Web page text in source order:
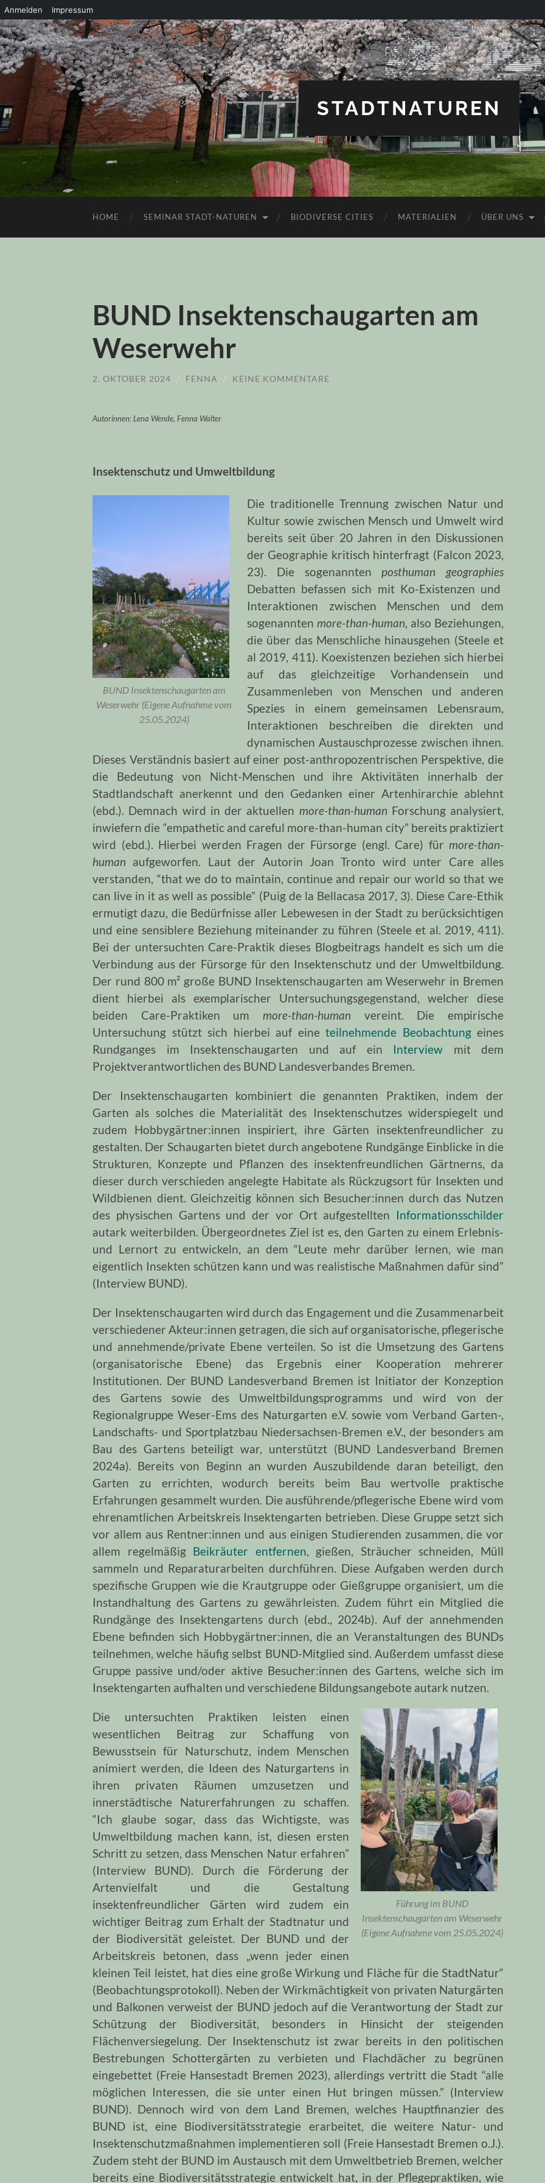
Anmelden
Impressum
STADTNATUREN
HOME SEMINAR STADT-NATUREN BIODIVERSE CITIES MATERIALIEN ÜBER UNS
BUND Insektenschaugarten am
Weserwehr
2. OKTOBER 2024 / FENNA / KEINE KOMMENTARE
Autorinnen: Lena Wende, Fenna Walter
Insektenschutz und Umweltbildung
BUND Insektenschaugarten am
Weserwehr (Eigene Aufnahme vom
25.05.2024)
Die traditionelle Trennung zwischen Natur und
Kultur sowie zwischen Mensch und Umwelt wird
bereits seit über 20 Jahren in den Diskussionen
der Geographie kritisch hinterfragt (Falcon 2023,
23). Die sogenannten posthuman geographies
Debatten befassen sich mit Ko-Existenzen und
Interaktionen zwischen Menschen und dem
sogenannten more-than-human , also Beziehungen,
die über das Menschliche hinausgehen (Steele et
al 2019, 411). Koexistenzen beziehen sich hierbei
auf das gleichzeitige Vorhandensein und
Zusammenleben von Menschen und anderen
Spezies in einem gemeinsamen Lebensraum,
Interaktionen beschreiben die direkten und
dynamischen Austauschprozesse zwischen ihnen.
Dieses Verständnis basiert auf einer post-anthropozentrischen Perspektive, die
die Bedeutung von Nicht-Menschen und ihre Aktivitäten innerhalb der
Stadtlandschaft anerkennt und den Gedanken einer Artenhirarchie ablehnt
(ebd.). Demnach wird in der aktuellen more-than-human Forschung analysiert,
inwiefern die “empathetic and careful more-than-human city” bereits praktiziert
wird (ebd.). Hierbei werden Fragen der Fürsorge (engl. Care) für more-than-
human aufgeworfen. Laut der Autorin Joan Tronto wird unter Care alles
verstanden, “that we do to maintain, continue and repair our world so that we
can live in it as well as possible” (Puig de la Bellacasa 2017, 3). Diese Care-Ethik
ermutigt dazu, die Bedürfnisse aller Lebewesen in der Stadt zu berücksichtigen
und eine sensiblere Beziehung miteinander zu führen (Steele et al. 2019, 411).
Bei der untersuchten Care-Praktik dieses Blogbeitrags handelt es sich um die
Verbindung aus der Fürsorge für den Insektenschutz und der Umweltbildung.
Der rund 800 m² große BUND Insektenschaugarten am Weserwehr in Bremen
dient hierbei als exemplarischer Untersuchungsgegenstand, welcher diese
beiden Care-Praktiken um more-than-human vereint. Die empirische
Untersuchung stützt sich hierbei auf eine teilnehmende Beobachtungeines
Rundganges im Insektenschaugarten und auf ein Interview mit dem
Projektverantwortlichen des BUND Landesverbandes Bremen.
Der Insektenschaugarten kombiniert die genannten Praktiken, indem der
Garten als solches die Materialität des Insektenschutzes widerspiegelt und
zudem Hobbygärtner:innen inspiriert, ihre Gärten insektenfreundlicher zu
gestalten. Der Schaugarten bietet durch angebotene Rundgänge Einblicke in die
Strukturen, Konzepte und Pflanzen des insektenfreundlichen Gärtnerns, da
dieser durch verschieden angelegte Habitate als Rückzugsort für Insekten und
Wildbienen dient. Gleichzeitig können sich Besucher:innen durch das Nutzen
des physischen Gartens und der vor Ort aufgestellten Informationsschilder
autark weiterbilden. Übergeordnetes Ziel ist es, den Garten zu einem Erlebnis-
und Lernort zu entwickeln, an dem “Leute mehr darüber lernen, wie man
eigentlich Insekten schützen kann und was realistische Maßnahmen dafür sind”
(Interview BUND).
Der Insektenschaugarten wird durch das Engagement und die Zusammenarbeit
verschiedener Akteur:innen getragen, die sich auf organisatorische, pflegerische
und annehmende/private Ebene verteilen. So ist die Umsetzung des Gartens
(organisatorische Ebene) das Ergebnis einer Kooperation mehrerer
Institutionen. Der BUND Landesverband Bremen ist Initiator der Konzeption
des Gartens sowie des Umweltbildungsprogramms und wird von der
Regionalgruppe Weser-Ems des Naturgarten e.V. sowie vom Verband Garten-,
Landschafts- und Sportplatzbau Niedersachsen-Bremen e.V., der besonders am
Bau des Gartens beteiligt war, unterstützt (BUND Landesverband Bremen
2024a). Bereits von Beginn an wurden Auszubildende daran beteiligt, den
Garten zu errichten, wodurch bereits beim Bau wertvolle praktische
Erfahrungen gesammelt wurden. Die ausführende/pflegerische Ebene wird vom
ehrenamtlichen Arbeitskreis Insektengarten betrieben. Diese Gruppe setzt sich
vor allem aus Rentner:innen und aus einigen Studierenden zusammen, die vor
allem regelmäßig Beikräuter entfernen , gießen, Sträucher schneiden, Müll
sammeln und Reparaturarbeiten durchführen . Diese Aufgaben werden durch
spezifische Gruppen wie die Krautgruppe oder Gießgruppe organisiert, um die
Instandhaltung des Gartens zu gewährleisten. Zudem führt ein Mitglied die
Rundgänge des Insektengartens durch (ebd., 2024b). Auf der annehmenden
Ebene befinden sich Hobbygärtner:innen, die an Veranstaltungen des BUNDs
teilnehmen, welche häufig selbst BUND-Mitglied sind. Außerdem umfasst diese
Gruppe passive und/oder aktive Besucher:innen des Gartens, welche sich im
Insektengarten aufhalten und verschiedene Bildungsangebote autark nutzen.
Führung im BUND
Insektenschaugarten am Weserwehr
(Eigene Aufnahme vom 25.05.2024)
Die untersuchten Praktiken leisten einen
wesentlichen Beitrag zur Schaffung von
Bewusstsein für Naturschutz, indem Menschen
animiert werden, die Ideen des Naturgartens in
ihren privaten Räumen umzusetzen und
innerstädtische Naturerfahrungen zu schaffen.
“Ich glaube sogar, dass das Wichtigste, was
Umweltbildung machen kann, ist, diesen ersten
Schritt zu setzen, dass Menschen Natur erfahren”
(Interview BUND). Durch die Förderung der
Artenvielfalt und die Gestaltung
insektenfreundlicher Gärten wird zudem ein
wichtiger Beitrag zum Erhalt der Stadtnatur und
der Biodiversität geleistet. Der BUND und der
Arbeitskreis betonen, dass „wenn jeder einen
kleinen Teil leistet, hat dies eine große Wirkung und Fläche für die StadtNatur“
(Beobachtungsprotokoll). Neben der Wirkmächtigkeit von privaten Naturgärten
und Balkonen verweist der BUND jedoch auf die Verantwortung der Stadt zur
Schützung der Biodiversität, besonders in Hinsicht der steigenden
Flächenversiegelung. Der Insektenschutz ist zwar bereits in den politischen
Bestrebungen Schottergärten zu verbieten und Flachdächer zu begrünen
eingebettet (Freie Hansestadt Bremen 2023), allerdings vertritt die Stadt “alle
möglichen Interessen, die sie unter einen Hut bringen müssen.” (Interview
BUND). Dennoch wird von dem Land Bremen, welches Hauptfinanzier des
BUND ist, eine Biodiversitätsstrategie erarbeitet, die weitere Natur- und
Insektenschutzmaßnahmen implementieren soll (Freie Hansestadt Bremen o.J.).
Zudem steht der BUND im Austausch mit dem Umweltbetrieb Bremen, welcher
bereits eine Biodiversitätsstrategie entwickelt hat, in der Pflegepraktiken, wie